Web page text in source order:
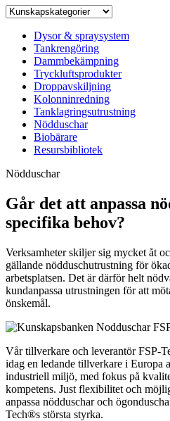
Dysor & spraysystem
Tankrengöring
Dammbekämpning
Tryckluftsprodukter
Droppavskiljning
Kolonninredning
Tanklagringsutrustning
Nödduschar
Biobärare
Resursbibliotek
Nödduschar
Går det att anpassa
specifika behov?
Verksamheter skiljer sig mycket åt
gällande nödduschutrustning för
arbetsplatsen. Det är därför helt
kundanpassa utrustningen för att
önskemål.
Vår tillverkare och leverantör FSP-
idag en ledande tillverkare i Europa
industriell miljö, med fokus på
kompetens. Just flexibilitet och
anpassa nödduschar och
Tech®s största styrka.